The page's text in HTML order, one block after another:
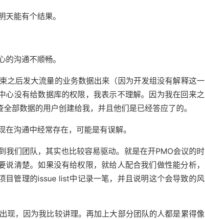
能有个结果。
沟通不顺畅。
后发大流量的业务数据出来（因为开发组没有解释这一
心没有给数据库的权限，我表示不理解。因为我在回来之
部数据的用户创建给我，并且他们是已经答应了的。
沟通中经常存在，可能是有误解。
们团队，其实也比较容易驱动。就是在开PMO会议的时
清楚。如果没有给权限，就给人配合我们做性能分析，
目管理的issue list中记录一笔，并且说明这个会导致的风
，因为我比较讲理。再加上大部分团队的人都是累得像